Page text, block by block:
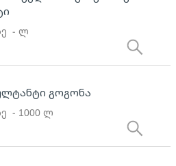
- ლ
გოგონა
- 1000 ლ